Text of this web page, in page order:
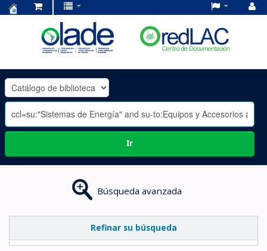
OLADE
-
Ir
Búsqueda avanzada
Refinar su búsqueda